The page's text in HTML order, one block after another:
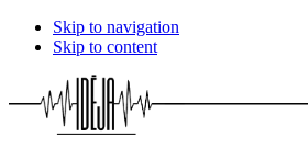
Skip to navigation
Skip to content